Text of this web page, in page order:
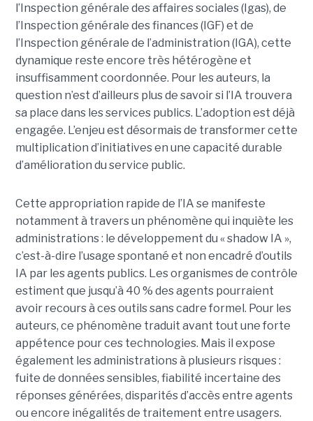
l’Inspection générale des affaires sociales (Igas), de
l’Inspection générale des finances (IGF) et de
l’Inspection générale de l’administration (IGA), cette
dynamique reste encore très hétérogène et
insuffisamment coordonnée. Pour les auteurs, la
question n’est d’ailleurs plus de savoir si l’IA trouvera
sa place dans les services publics. L’adoption est déjà
engagée. L’enjeu est désormais de transformer cette
multiplication d’initiatives en une capacité durable
d’amélioration du service public.
Cette appropriation rapide de l’IA se manifeste
notamment à travers un phénomène qui inquiète les
administrations : le développement du « shadow IA »,
c’est-à-dire l’usage spontané et non encadré d’outils
IA par les agents publics. Les organismes de contrôle
estiment que jusqu’à 40 % des agents pourraient
avoir recours à ces outils sans cadre formel. Pour les
auteurs, ce phénomène traduit avant tout une forte
appétence pour ces technologies. Mais il expose
également les administrations à plusieurs risques :
fuite de données sensibles, fiabilité incertaine des
réponses générées, disparités d’accès entre agents
ou encore inégalités de traitement entre usagers.